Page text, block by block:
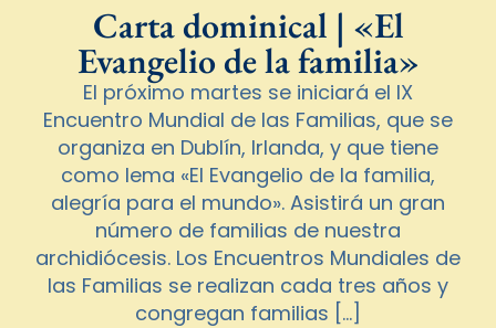
Carta dominical | «El
Evangelio de la familia»
El próximo martes se iniciará el IX
Encuentro Mundial de las Familias, que se
organiza en Dublín, Irlanda, y que tiene
como lema «El Evangelio de la familia,
alegría para el mundo». Asistirá un gran
número de familias de nuestra
archidiócesis. Los Encuentros Mundiales de
las Familias se realizan cada tres años y
congregan familias […]